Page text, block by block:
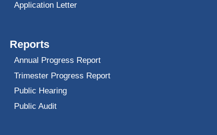
Application Letter
Reports
Annual Progress Report
Trimester Progress Report
Public Hearing
Public Audit